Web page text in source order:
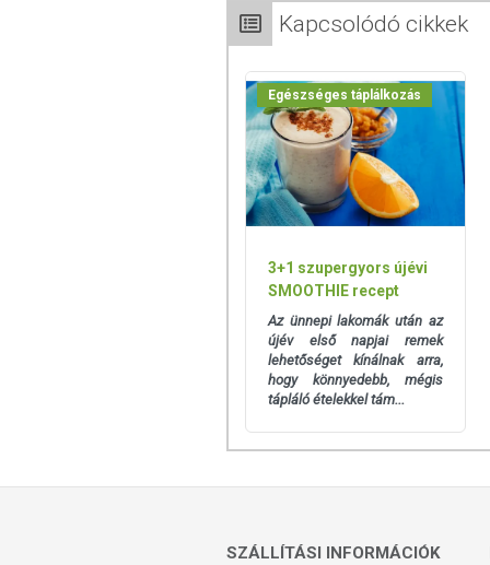
Minőségét megőrzi:Lásd a
Az oldalunkon lévő adatokat
Szeretnénk felhívni azonban a
termékfotókat, tápérték-, összetétel-,
értékek eltérhetnek az élelmiszerek
csomagolásán találják meg.
Kapcsolódó cikkek
Egészséges táplálkozás
3+1 szupergyors újévi
SMOOTHIE recept
Az ünnepi lakomák után az
újév első napjai remek
lehetőséget kínálnak arra,
hogy könnyedebb, mégis
tápláló ételekkel tám...
SZÁLLÍTÁSI INFORMÁCIÓK